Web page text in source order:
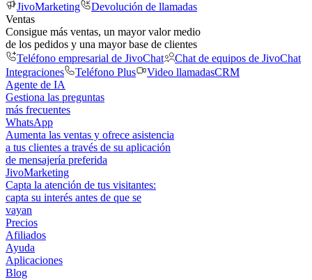
JivoMarketing
Devolución de llamadas
Ventas
Consigue más ventas, un mayor valor medio
de los pedidos y una mayor base de clientes
Teléfono empresarial de JivoChat
Chat de equipos de JivoChat
Integraciones
Teléfono Plus Video llamadasCRM
Agente de IA
Gestiona las preguntas
más frecuentes
WhatsApp
Aumenta las ventas y ofrece asistencia
a tus clientes a través de su aplicación
de mensajería preferida
JivoMarketing
Capta la atención de tus visitantes:
capta su interés antes de que se
vayan
Precios
Afiliados
Ayuda
Aplicaciones
Blog